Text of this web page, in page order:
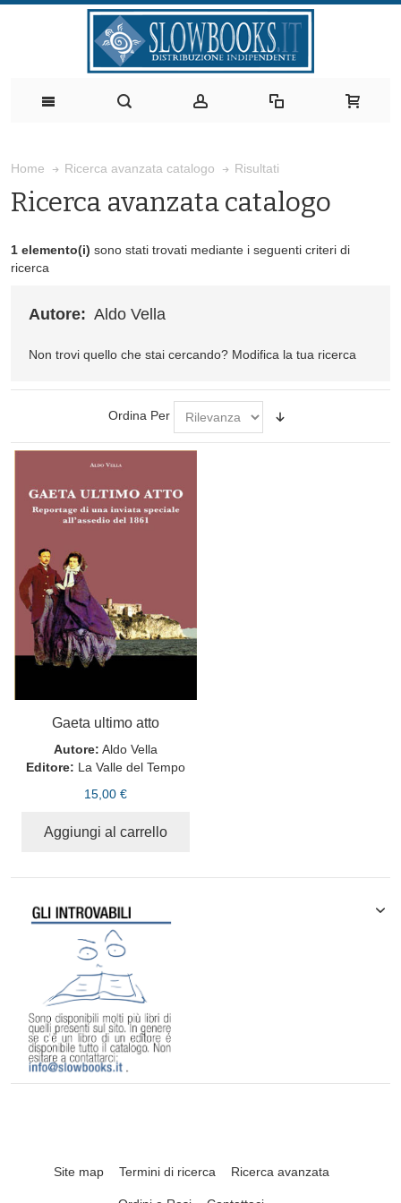
Home Ricerca avanzata catalogo Risultati
Ricerca avanzata catalogo
1 elemento(i) sono stati trovati mediante i seguenti criteri di
ricerca
Autore: Aldo Vella
Non trovi quello che stai cercando? Modifica la tua ricerca
Ordina Per
Gaeta ultimo atto
Autore: Aldo Vella
Editore: La Valle del Tempo
15,00 €
Aggiungi al carrello
Site map Termini di ricerca Ricerca avanzata